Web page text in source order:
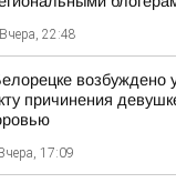
Вчера, 22:48
возбуждено
причинения
Вчера, 17:09